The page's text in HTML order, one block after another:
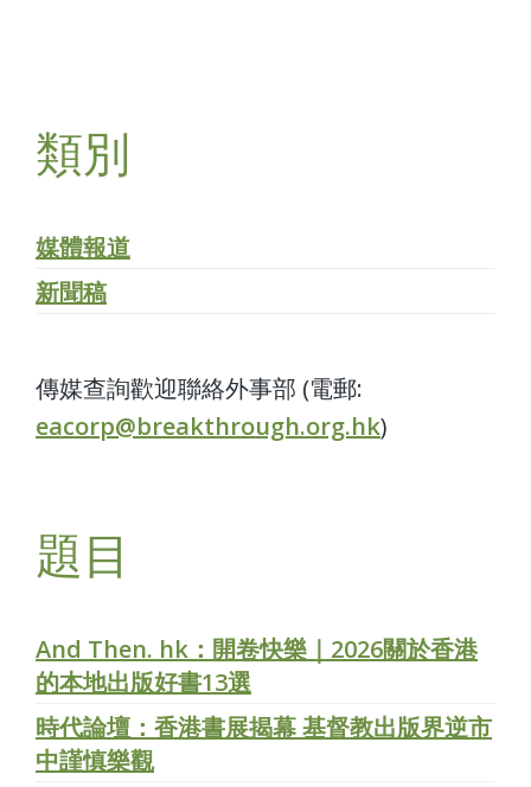
類別
媒體報道
新聞稿
傳媒查詢歡迎聯絡外事部 (電郵:
eacorp@breakthrough.org.hk)
題目
And Then. hk：開卷快樂｜2026關於香港
的本地出版好書13選
時代論壇：香港書展揭幕 基督教出版界逆市
中謹慎樂觀